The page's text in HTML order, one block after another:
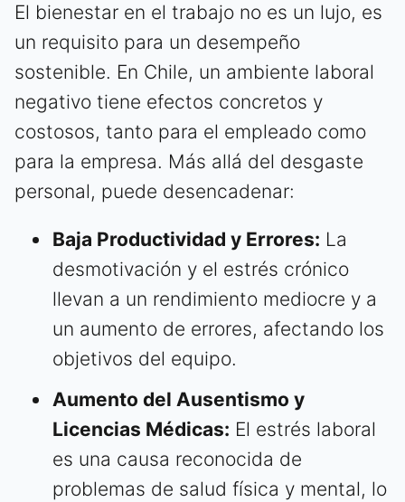
El bienestar en el trabajo no es un lujo, es
un requisito para un desempeño
sostenible. En Chile, un ambiente laboral
negativo tiene efectos concretos y
costosos, tanto para el empleado como
para la empresa. Más allá del desgaste
personal, puede desencadenar:
Baja Productividad y Errores: La
desmotivación y el estrés crónico
llevan a un rendimiento mediocre y a
un aumento de errores, afectando los
objetivos del equipo.
Aumento del Ausentismo y
Licencias Médicas: El estrés laboral
es una causa reconocida de
problemas de salud física y mental, lo